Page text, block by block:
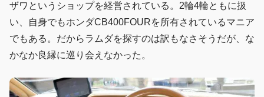
ザワというショップを経営されている。2輪4輪ともに扱
い、自身でもホンダCB400FOURを所有されているマニア
でもある。だからラムダを探すのは訳もなさそうだが、な
かなか良縁に巡り会えなかった。